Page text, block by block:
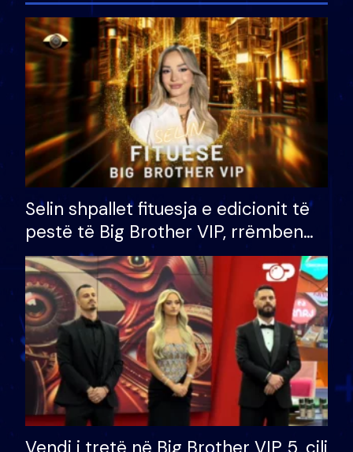
Selin shpallet fituesja e edicionit të
pestë të Big Brother VIP, rrëmben
çmimin e madh prej 100 mijë eurosh